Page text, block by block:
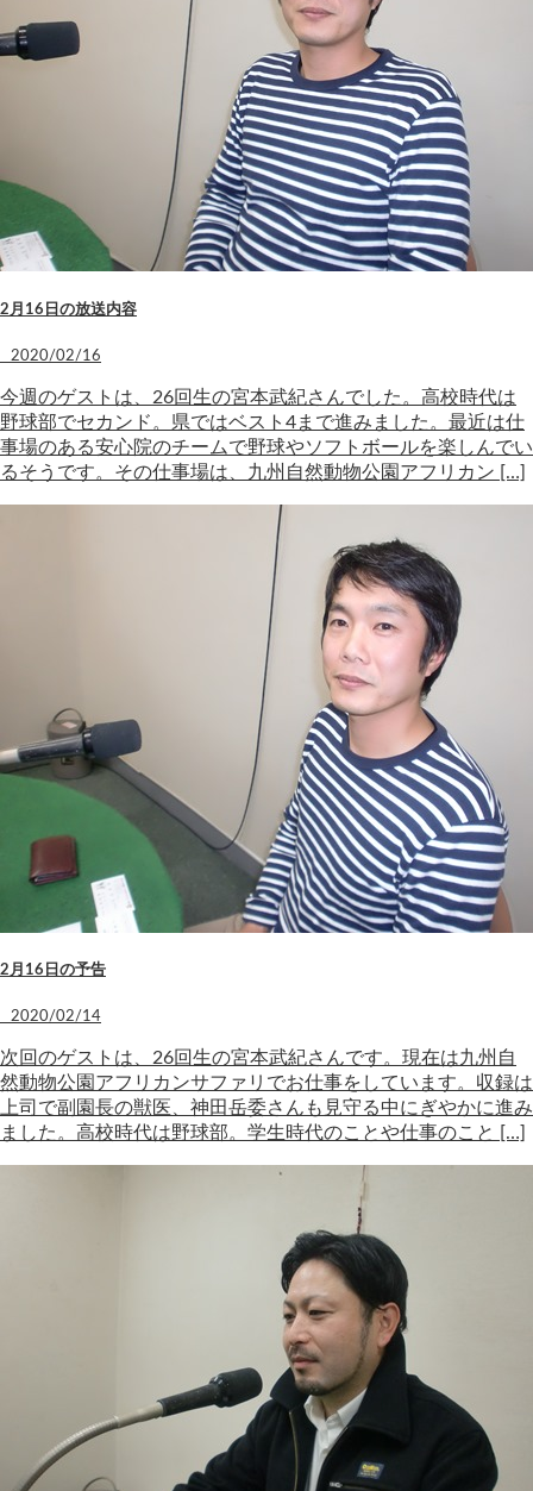
2月16日の放送内容
2020/02/16
今週のゲストは、26回生の宮本武紀さんでした。高校時代は
野球部でセカンド。県ではベスト4まで進みました。最近は仕
事場のある安心院のチームで野球やソフトボールを楽しんでい
るそうです。その仕事場は、九州自然動物公園アフリカン […]
2月16日の予告
2020/02/14
次回のゲストは、26回生の宮本武紀さんです。現在は九州自
然動物公園アフリカンサファリでお仕事をしています。収録は
上司で副園長の獣医、神田岳委さんも見守る中にぎやかに進み
ました。高校時代は野球部。学生時代のことや仕事のこと […]